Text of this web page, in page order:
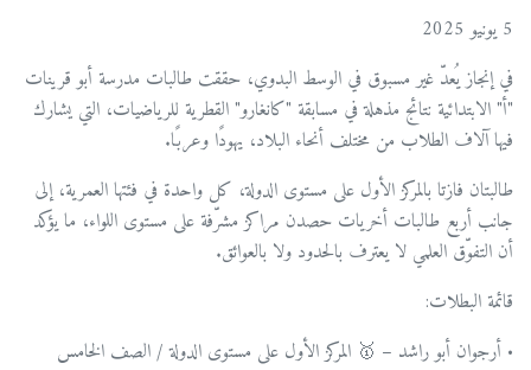
5 يونيو 2025
في إنجاز يُعدّ غير مسبوق في الوسط البدوي، حققت طالبات مدرسة أبو قرينات
"أ" الابتدائية نتائج مذهلة في مسابقة "كانغارو" القطرية للرياضيات، التي يشارك
فيها آلاف الطلاب من مختلف أنحاء البلاد، يهودًا وعربًا.
طالبتان فازتا بالمركز الأول على مستوى الدولة، كل واحدة في فئتها العمرية، إلى
جانب أربع طالبات أخريات حصدن مراكز مشرّفة على مستوى اللواء، ما يؤكد
أن التفوّق العلمي لا يعترف بالحدود ولا بالعوائق.
قائمة البطلات:
• أرجوان أبو راشد – 🥇 المركز الأول على مستوى الدولة / الصف الخامس